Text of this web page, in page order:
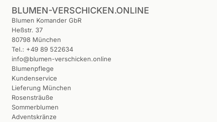
BLUMEN-VERSCHICKEN.ONLINE
Blumen Komander GbR
Heßstr. 37
80798 München
Tel.: +49 89 522634
info@blumen-verschicken.online
Blumenpflege
Kundenservice
Lieferung München
Rosensträuße
Sommerblumen
Adventskränze